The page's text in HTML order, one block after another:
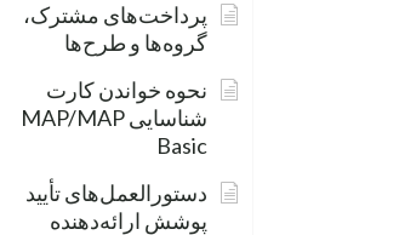
پرداخت‌های مشترک،
گروه‌ها و طرح‌ها
نحوه خواندن کارت
شناسایی MAP/MAP
Basic
دستورالعمل‌های تأیید
پوشش ارائه‌دهنده